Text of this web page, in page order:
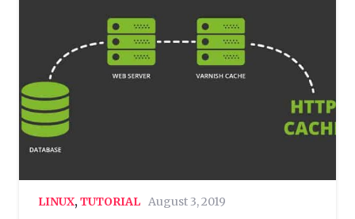
LINUX,TUTORIAL August 3, 2019